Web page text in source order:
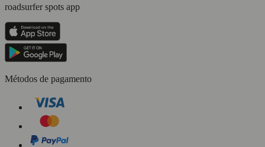
roadsurfer spots app
Métodos de pagamento